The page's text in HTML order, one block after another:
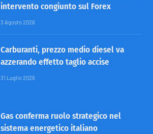
intervento congiunto sul Forex
3 Agosto 2026
Carburanti, prezzo medio diesel va
azzerando effetto taglio accise
31 Luglio 2026
Gas conferma ruolo strategico nel
sistema energetico italiano